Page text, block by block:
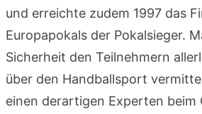
und erreichte zudem 1997 das
Europapokals der Pokalsieger.
Sicherheit den Teilnehmern
über den Handballsport
einen derartigen Experten beim